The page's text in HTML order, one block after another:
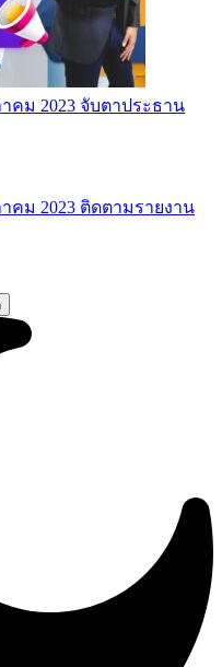
คม 2023 จับตาประธาน
คม 2023 ติดตามรายงาน